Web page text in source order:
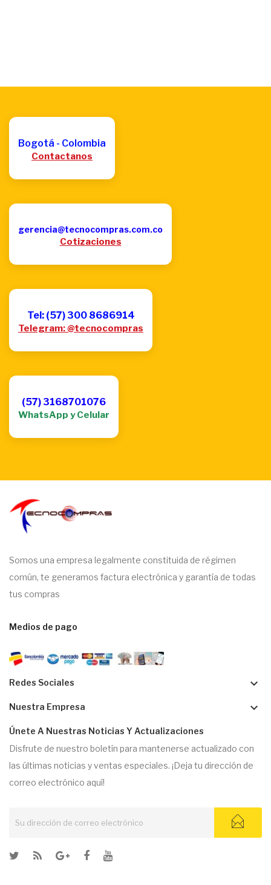
Bogotá - Colombia
Contactanos
gerencia@tecnocompras.com.co
Cotizaciones
Tel: (57) 300 8686914
Telegram: @tecnocompras
(57) 3168701076
WhatsApp y Celular
Somos una empresa legalmente constituida de régimen
común, te generamos factura electrónica y garantía de todas
tus compras
Medios de pago
Redes Sociales keyboard_arrow_down
Nuestra Empresa keyboard_arrow_down
Únete A Nuestras Noticias Y Actualizaciones
Disfrute de nuestro boletín para mantenerse actualizado con
las últimas noticias y ventas especiales. ¡Deja tu dirección de
correo electrónico aquí!